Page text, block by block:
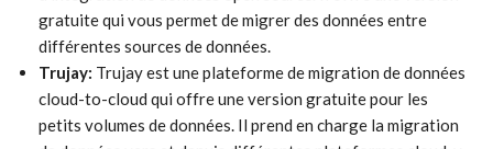
gratuite qui vous permet de migrer des données entre
différentes sources de données.
Trujay: Trujay est une plateforme de migration de données
cloud-to-cloud qui offre une version gratuite pour les
petits volumes de données. Il prend en charge la migration